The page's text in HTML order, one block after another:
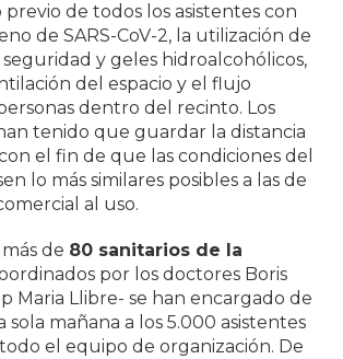
previo de todos los asistentes con
de SARS-CoV-2, la utilización de
seguridad y geles hidroalcohólicos,
del espacio y el flujo
dentro del recinto. Los
tenido que guardar la distancia
el fin de que las condiciones del
lo más similares posibles a las de
al uso.
de 80 sanitarios de la
por los doctores Boris
Maria Llibre- se han encargado de
mañana a los 5.000 asistentes
el equipo de organización. De